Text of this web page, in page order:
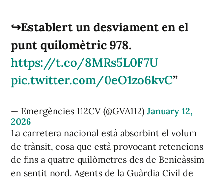
↪️Establert un desviament en el
punt quilomètric 978.
https://t.co/8MRs5L0F7U
pic.twitter.com/0eO1zo6kvC
— Emergències 112CV (@GVA112) January 12,
2026
La carretera nacional està absorbint el volum
de trànsit, cosa que està provocant retencions
de fins a quatre quilòmetres des de Benicàssim
en sentit nord. Agents de la Guàrdia Civil de